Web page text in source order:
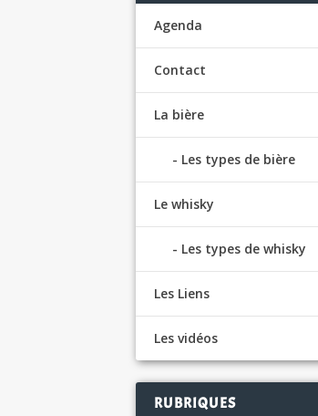
Agenda
Contact
La bière
Les types de bière
Le whisky
Les types de whisky
Les Liens
Les vidéos
RUBRIQUES